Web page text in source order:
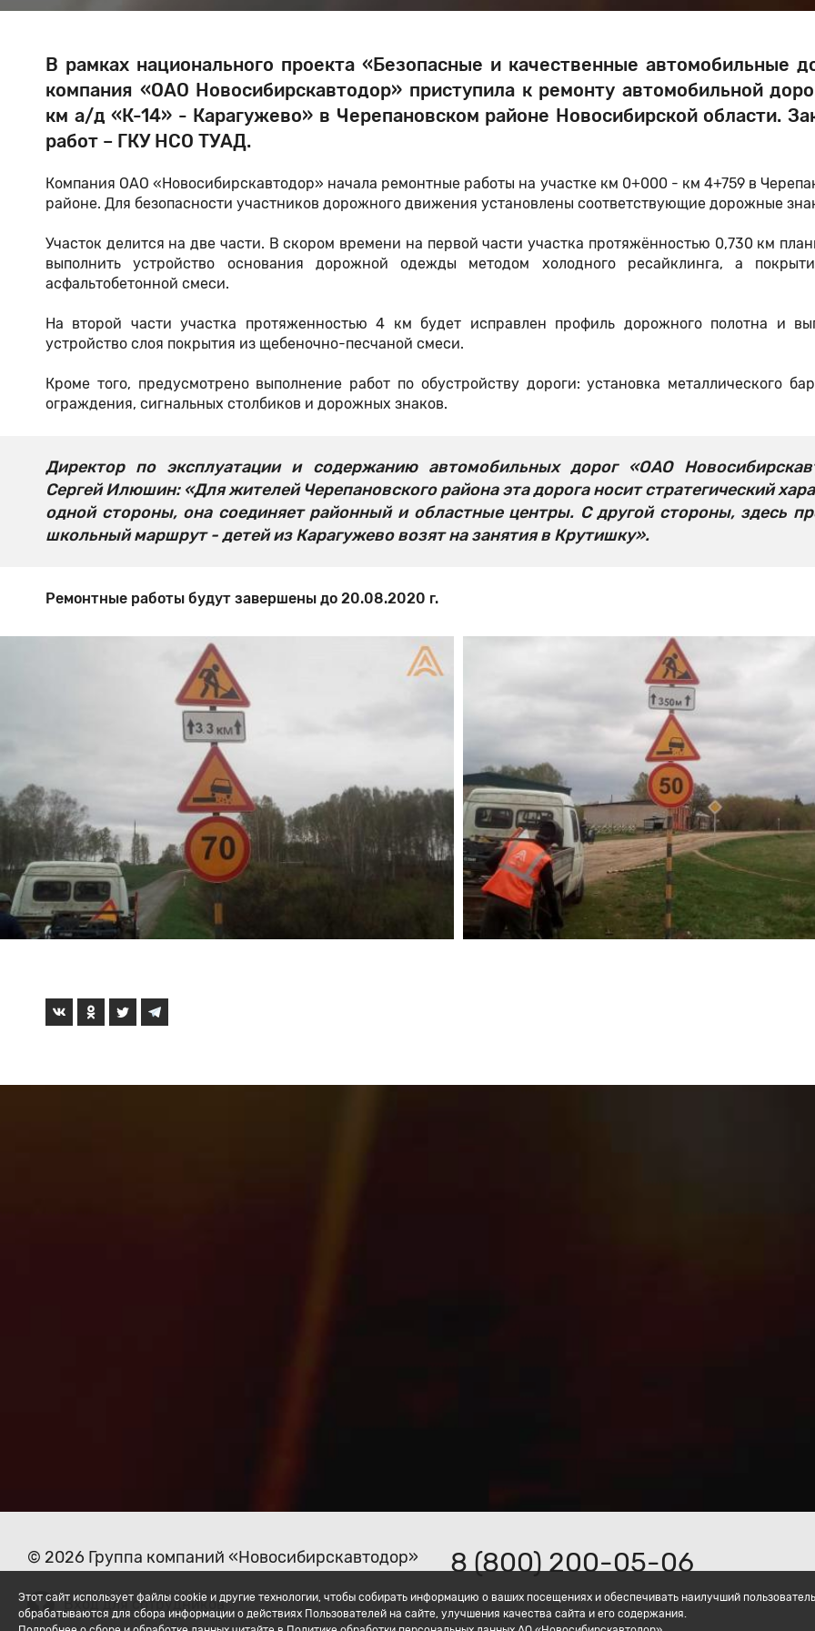
В рамках национального проекта «Безопасные и качественные автомобильные
компания «ОАО Новосибирскавтодор» приступила к ремонту автомобильной
км а/д «К-14» - Карагужево» в Черепановском районе Новосибирской области.
работ – ГКУ НСО ТУАД.
Компания ОАО «Новосибирскавтодор» начала ремонтные работы на участке км 0+000 - км 4+759 в
районе. Для безопасности участников дорожного движения установлены соответствующие дорожные
Участок делится на две части. В скором времени на первой части участка протяжённостью 0,730 км
выполнить устройство основания дорожной одежды методом холодного ресайклинга, а
асфальтобетонной смеси.
На второй части участка протяженностью 4 км будет исправлен профиль дорожного полотна и
устройство слоя покрытия из щебеночно-песчаной смеси.
Кроме того, предусмотрено выполнение работ по обустройству дороги: установка металлического
ограждения, сигнальных столбиков и дорожных знаков.
Директор по эксплуатации и содержанию автомобильных дорог «ОАО
Сергей Илюшин: «Для жителей Черепановского района эта дорога носит стратегический
одной стороны, она соединяет районный и областные центры. С другой стороны, здесь
школьный маршрут - детей из Карагужево возят на занятия в Крутишку».
Ремонтные работы будут завершены до 20.08.2020 г.
© 2026 Группа компаний «Новосибирскавтодор» 8 (800) 200-05-06
Вход для сотрудников
Этот сайт использует файлы cookie и другие технологии, чтобы собирать информацию о ваших посещениях и обеспечивать наилучший
обрабатываются для сбора информации о действиях Пользователей на сайте, улучшения качества сайта и его содержания.